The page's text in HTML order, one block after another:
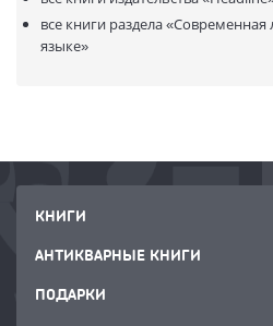
все книги раздела«Современная
языке»
КНИГИ
АНТИКВАРНЫЕ КНИГИ
ПОДАРКИ